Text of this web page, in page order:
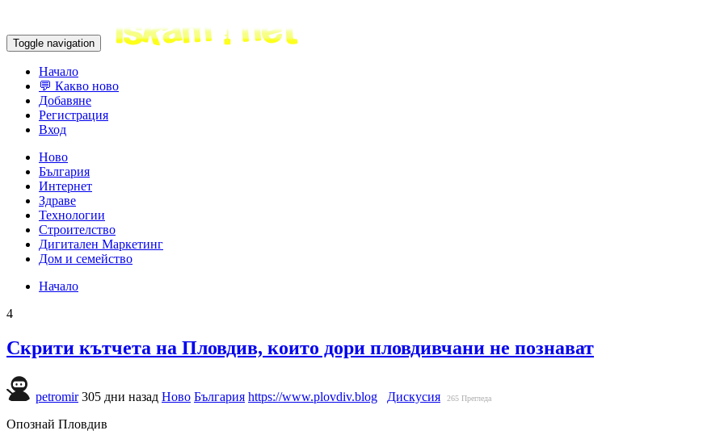
Toggle navigation
Начало
💬 Какво ново
Добавяне
Регистрация
Вход
Ново
България
Интернет
Здраве
Технологии
Строителство
Дигитален Маркетинг
Дом и семейство
Начало
4
Скрити кътчета на Пловдив, които дори пловдивчани не познават
petromir 305 дни назад Ново България https://www.plovdiv.blog Дискусия 265 Прегледа
Опознай Пловдив